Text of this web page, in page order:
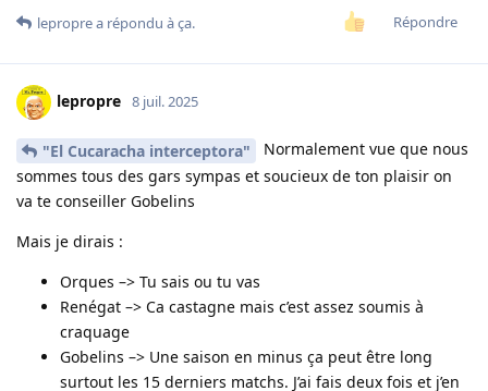
Répondre
leproprea répondu à ça.
lepropre 8 juil. 2025
"El Cucaracha interceptora"
Normalement vue que nous
sommes tous des gars sympas et soucieux de ton plaisir on
va te conseiller Gobelins
Mais je dirais :
Orques –> Tu sais ou tu vas
Renégat –> Ca castagne mais c’est assez soumis à
craquage
Gobelins –> Une saison en minus ça peut être long
surtout les 15 derniers matchs. J’ai fais deux fois et j’en